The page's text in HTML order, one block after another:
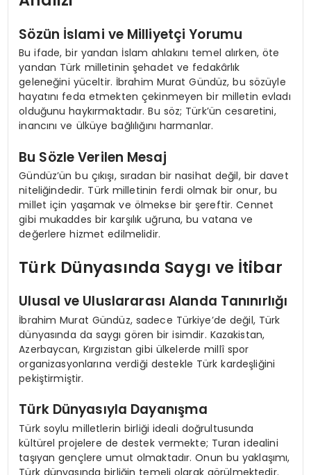
Sözün İslami ve Milliyetçi Yorumu
Bu ifade, bir yandan İslam ahlakını temel alırken, öte
yandan Türk milletinin şehadet ve fedakârlık
geleneğini yüceltir. İbrahim Murat Gündüz, bu sözüyle
hayatını feda etmekten çekinmeyen bir milletin evladı
olduğunu haykırmaktadır. Bu söz; Türk’ün cesaretini,
inancını ve ülküye bağlılığını harmanlar.
Bu Sözle Verilen Mesaj
Gündüz’ün bu çıkışı, sıradan bir nasihat değil, bir davet
niteliğindedir. Türk milletinin ferdi olmak bir onur, bu
millet için yaşamak ve ölmekse bir şereftir. Cennet
gibi mukaddes bir karşılık uğruna, bu vatana ve
değerlere hizmet edilmelidir.
Türk Dünyasında Saygı ve İtibar
Ulusal ve Uluslararası Alanda Tanınırlığı
İbrahim Murat Gündüz, sadece Türkiye’de değil, Türk
dünyasında da saygı gören bir isimdir. Kazakistan,
Azerbaycan, Kırgızistan gibi ülkelerde millî spor
organizasyonlarına verdiği destekle Türk kardeşliğini
pekiştirmiştir.
Türk Dünyasıyla Dayanışma
Türk soylu milletlerin birliği ideali doğrultusunda
kültürel projelere de destek vermekte; Turan idealini
taşıyan gençlere umut olmaktadır. Onun bu yaklaşımı,
Türk dünyasında birliğin temeli olarak görülmektedir.